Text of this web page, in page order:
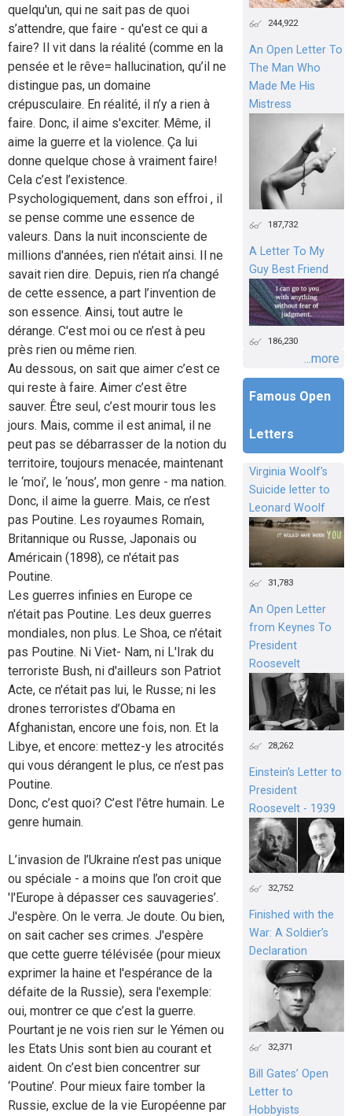
quelqu'un, qui ne sait pas de quoi
s’attendre, que faire - qu'est ce qui a
faire? Il vit dans la réalité (comme en la
pensée et le rêve= hallucination, qu’il ne
distingue pas, un domaine
crépusculaire. En réalité, il n’y a rien à
faire. Donc, il aime s'exciter. Même, il
aime la guerre et la violence. Ça lui
donne quelque chose à vraiment faire!
Cela c’est l’existence.
Psychologiquement, dans son effroi , il
se pense comme une essence de
valeurs. Dans la nuit inconsciente de
millions d'années, rien n'était ainsi. Il ne
savait rien dire. Depuis, rien n’a changé
de cette essence, a part l’invention de
son essence. Ainsi, tout autre le
dérange. C'est moi ou ce n’est à peu
près rien ou même rien.
Au dessous, on sait que aimer c’est ce
qui reste à faire. Aimer c’est être
sauver. Être seul, c’est mourir tous les
jours. Mais, comme il est animal, il ne
peut pas se débarrasser de la notion du
territoire, toujours menacée, maintenant
le ‘moi’, le ‘nous’, mon genre - ma nation.
Donc, il aime la guerre. Mais, ce n’est
pas Poutine. Les royaumes Romain,
Britannique ou Russe, Japonais ou
Américain (1898), ce n'était pas
Poutine.
Les guerres infinies en Europe ce
n'était pas Poutine. Les deux guerres
mondiales, non plus. Le Shoa, ce n'était
pas Poutine. Ni Viet- Nam, ni L'Irak du
terroriste Bush, ni d'ailleurs son Patriot
Acte, ce n'était pas lui, le Russe; ni les
drones terroristes d’Obama en
Afghanistan, encore une fois, non. Et la
Libye, et encore: mettez-y les atrocités
qui vous dérangent le plus, ce n’est pas
Poutine.
Donc, c’est quoi? C’est l'être humain. Le
genre humain.
L’invasion de l’Ukraine n’est pas unique
ou spéciale - a moins que l’on croit que
'l'Europe à dépasser ces sauvageries’.
J'espère. On le verra. Je doute. Ou bien,
on sait cacher ses crimes. J'espère
que cette guerre télévisée (pour mieux
exprimer la haine et l'espérance de la
défaite de la Russie), sera l'exemple:
oui, montrer ce que c’est la guerre.
Pourtant je ne vois rien sur le Yémen ou
les Etats Unis sont bien au courant et
aident. On c’est bien concentrer sur
‘Poutine’. Pour mieux faire tomber la
Russie, exclue de la vie Européenne par
244,922
An Open Letter To
The Man Who
Made Me His
Mistress
187,732
A Letter To My
Guy Best Friend
186,230
...more
Famous Open
Letters
Virginia Woolf's
Suicide letter to
Leonard Woolf
31,783
An Open Letter
from Keynes To
President
Roosevelt
28,262
Einstein's Letter to
President
Roosevelt - 1939
32,752
Finished with the
War: A Soldier’s
Declaration
32,371
Bill Gates’ Open
Letter to
Hobbyists